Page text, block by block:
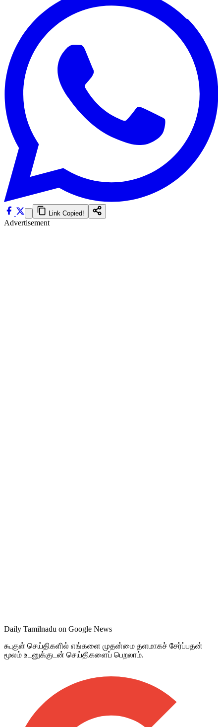
Link Copied!
Advertisement
Daily Tamilnadu on Google News
கூகுள் செய்திகளில் எங்களை முதன்மை தளமாகச் சேர்ப்பதன்
மூலம் உடனுக்குடன் செய்திகளைப் பெறலாம்.